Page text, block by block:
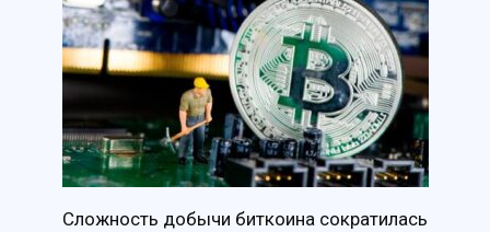
Сложность добычи биткоина сократилась